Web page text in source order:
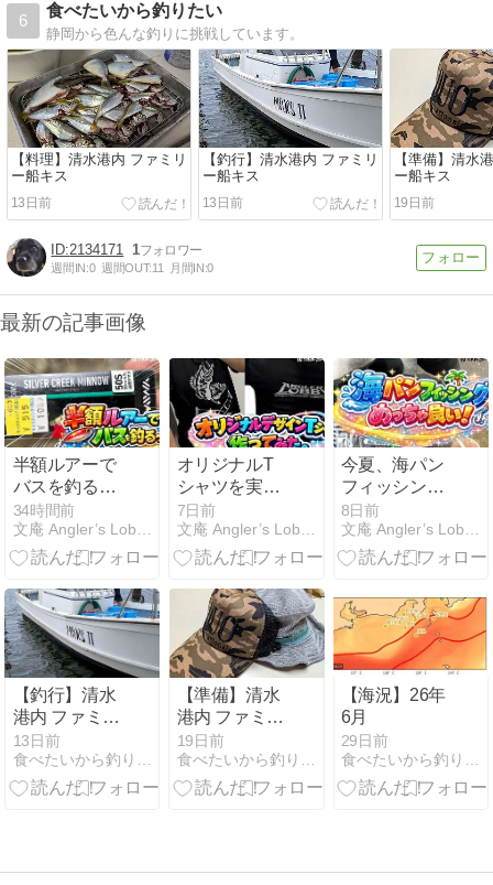
6
食べたいから釣りたい
静岡から色んな釣りに挑戦しています。
【料理】清水港内 ファミリ
ー船キス
13日前
【釣行】清水港内 ファミリ
ー船キス
13日前
【準備】清水
ー船キス
19日前
2134171 1
週間IN:0 週間OUT:11 月間IN:0
最新の記事画像
半額ルアーで
バスを釣る
っ！
34時間前
オリジナルT
シャツを実際
に作って購入
してみた。
7日前
今夏、海パン
フィッシング
やってみた
ら、マジ気持
ちよかったハ
8日前
【釣行】清水
港内 ファミリ
ー船キス
13日前
【準備】清水
港内 ファミリ
ー船キス
19日前
【海況】26年
6月
29日前